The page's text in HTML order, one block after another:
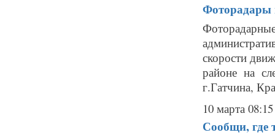
Фоторадары
скорости
районе на
г.Гатчина,
10 марта 08:15
Сообщи, где